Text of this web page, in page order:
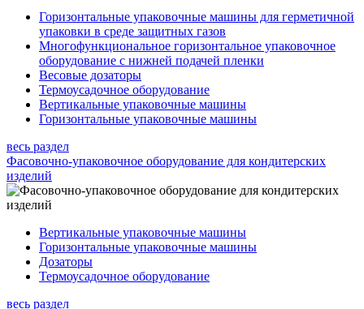
Горизонтальные упаковочные машины для герметичной
упаковки в среде защитных газов
Многофункциональное горизонтальное упаковочное
оборудование с нижней подачей пленки
Весовые дозаторы
Термоусадочное оборудование
Вертикальные упаковочные машины
Горизонтальные упаковочные машины
весь раздел
Фасовочно-упаковочное оборудование для кондитерских
изделий
Вертикальные упаковочные машины
Горизонтальные упаковочные машины
Дозаторы
Термоусадочное оборудование
весь раздел